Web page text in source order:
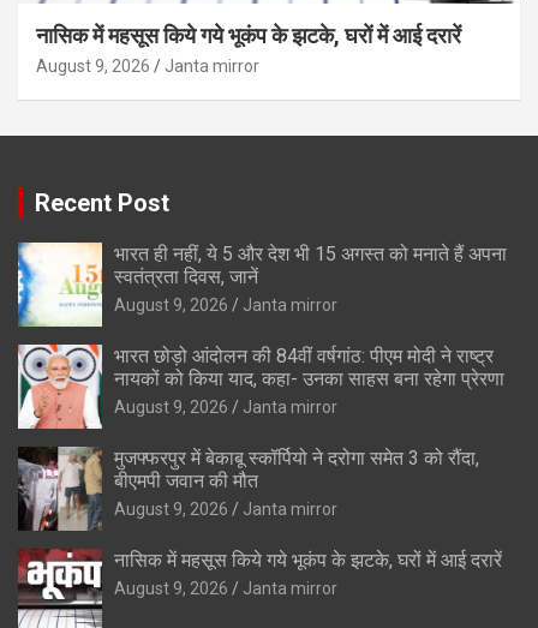
नासिक में महसूस किये गये भूकंप के झटके, घरों में आई दरारें
August 9, 2026 Janta mirror
Recent Post
भारत ही नहीं, ये 5 और देश भी 15 अगस्त को मनाते हैं अपना
स्वतंत्रता दिवस, जानें
August 9, 2026 Janta mirror
भारत छोड़ो आंदोलन की 84वीं वर्षगांठ: पीएम मोदी ने राष्ट्र
नायकों को किया याद, कहा- उनका साहस बना रहेगा प्रेरणा
August 9, 2026 Janta mirror
मुजफ्फरपुर में बेकाबू स्कॉर्पियो ने दरोगा समेत 3 को रौंदा,
बीएमपी जवान की मौत
August 9, 2026 Janta mirror
नासिक में महसूस किये गये भूकंप के झटके, घरों में आई दरारें
August 9, 2026 Janta mirror